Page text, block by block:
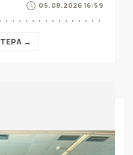
05.08.2026 16:59
→